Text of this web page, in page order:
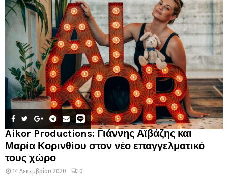
Aikor Productions: Γιάννης Αϊβάζης και
Μαρία Κορινθίου στον νέο επαγγελματικό
τους χώρο
14 Δεκεμβρίου 2020 0